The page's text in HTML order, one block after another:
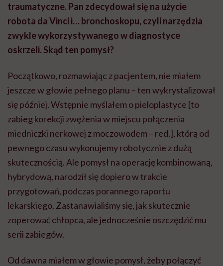
traumatyczne. Pan zdecydował się na użycie
robota da Vinci i… bronchoskopu, czyli narzędzia
zwykle wykorzystywanego w diagnostyce
oskrzeli. Skąd ten pomysł?
Początkowo, rozmawiając z pacjentem, nie miałem
jeszcze w głowie pełnego planu – ten wykrystalizował
się później. Wstępnie myślałem o pieloplastyce [to
zabieg korekcji zwężenia w miejscu połączenia
miedniczki nerkowej z moczowodem – red.], którą od
pewnego czasu wykonujemy robotycznie z dużą
skutecznością. Ale pomysł na operację kombinowaną,
hybrydową, narodził się dopiero w trakcie
przygotowań, podczas porannego raportu
lekarskiego. Zastanawialiśmy się, jak skutecznie
zoperować chłopca, ale jednocześnie oszczędzić mu
serii zabiegów.
Od dawna miałem w głowie pomysł, żeby połączyć